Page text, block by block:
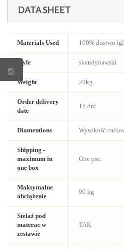
DATA SHEET
Materials Used 100% drzewo
Style skandynawski
Weight 20kg
Order delivery
date
15 dni
Diamentions Wysokość
Shipping -
maximum in
one box
One psc.
Maksymalne
obciążenie
90 kg
Stelaż pod
materac w
zestawie
TAK